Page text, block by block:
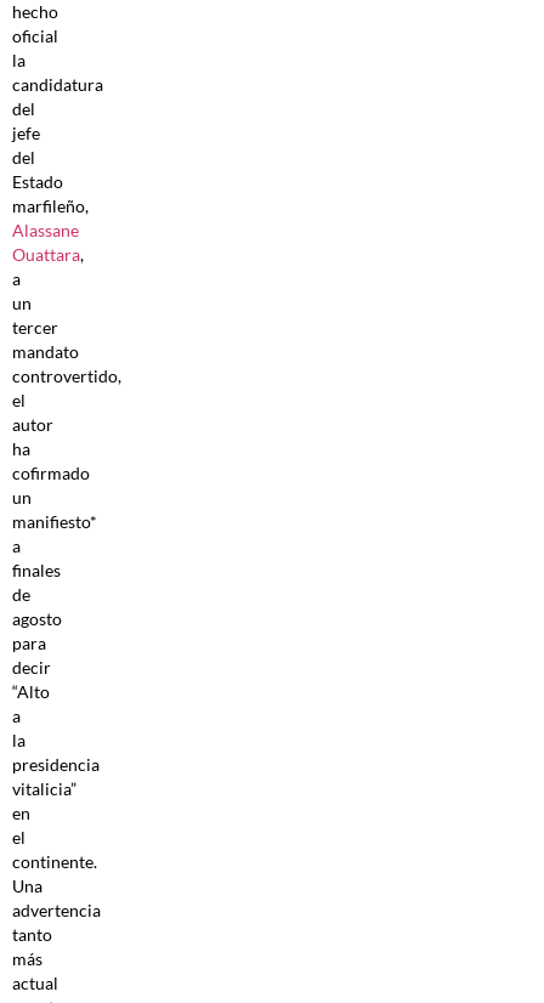
hecho
oficial
la
candidatura
del
jefe
del
Estado
marfileño,
Alassane
Ouattara,
a
un
tercer
mandato
controvertido,
el
autor
ha
cofirmado
un
manifiesto*
a
finales
de
agosto
para
decir
“Alto
a
la
presidencia
vitalicia”
en
el
continente.
Una
advertencia
tanto
más
actual